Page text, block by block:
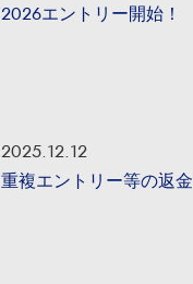
2026エントリー開始！
2025.12.12
重複エントリー等の返